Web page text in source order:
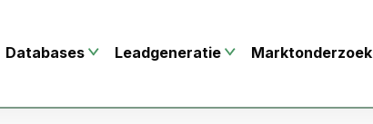
Databases Leadgeneratie Marktonderzoek